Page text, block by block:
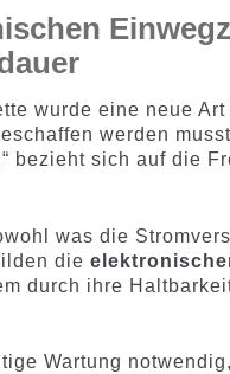
wurde eine neue
werden
bezieht sich auf die
was die
die
durch ihre
Wartung